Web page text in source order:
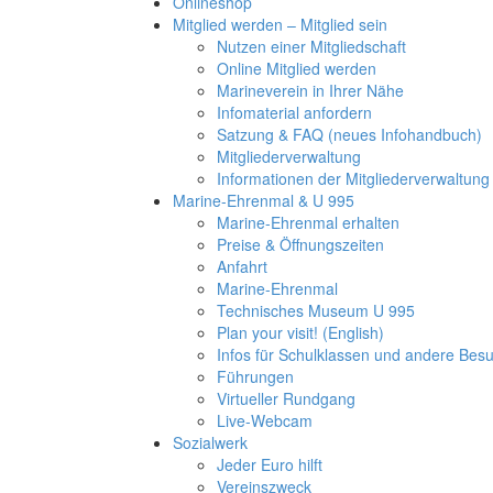
Mitglied werden – Mitglied sein
Nutzen einer Mitgliedschaft
Online Mitglied werden
Marineverein in Ihrer Nähe
Infomaterial anfordern
Satzung & FAQ (neues Infohandbuch)
Mitgliederverwaltung
Informationen der Mitgliederverwaltung
Marine-Ehrenmal & U 995
Marine-Ehrenmal erhalten
Preise & Öffnungszeiten
Anfahrt
Marine-Ehrenmal
Technisches Museum U 995
Plan your visit! (English)
Infos für Schulklassen und andere
Führungen
Virtueller Rundgang
Live-Webcam
Sozialwerk
Jeder Euro hilft
Vereinszweck